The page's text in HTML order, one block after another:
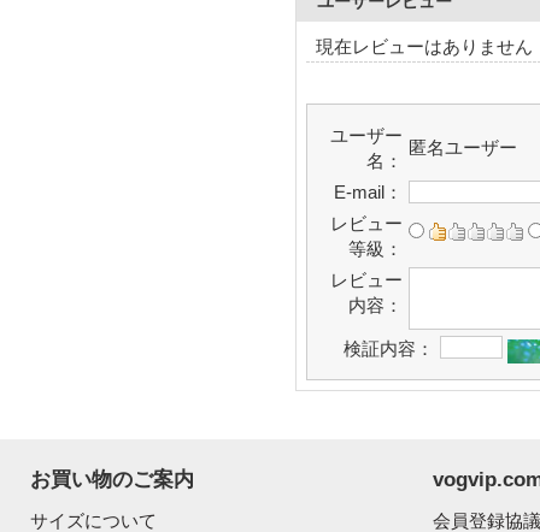
現在レビューはありません
ユーザー
名：
匿名ユーザー
E-mail：
レビュー
等級：
レビュー
内容：
検証内容：
お買い物のご案内
サイズについて
会員登録協